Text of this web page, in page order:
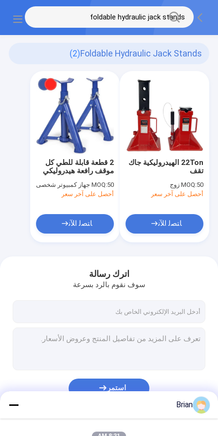
Foldable Hydraulic Jack Stands
(2)
2 قطعة قابلة للطي كل
موقف رافعة هيدروليكي
MOQ:50 جهاز كمبيوتر شخصى
أحصل على آخر سعر
ﺎﺘﺼﻟ ﺍﻶﻧ
22Ton الهيدروليكية جاك
تقف
MOQ:50 زوج
أحصل على آخر سعر
ﺎﺘﺼﻟ ﺍﻶﻧ
اترك رسالة
سوف نقوم بالرد بسرعة
استمر
Brian